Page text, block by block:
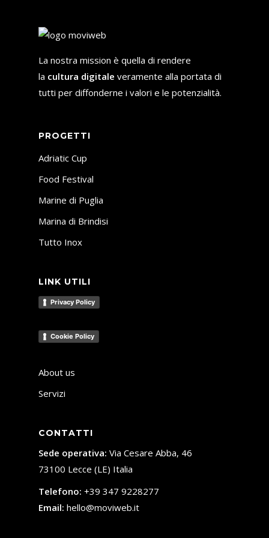
La nostra mission è quella di rendere
la cultura digitale veramente alla portata di
tutti per diffonderne i valori e le potenzialità.
PROGETTI
Adriatic Cup
Food Festival
Marine di Puglia
Marina di Brindisi
Tutto Inox
LINK UTILI
Privacy Policy
Cookie Policy
About us
Servizi
CONTATTI
Sede operativa: Via Cesare Abba, 46
73100 Lecce (LE) Italia
Telefono: +39 347 9228277
Email: hello@moviweb.it